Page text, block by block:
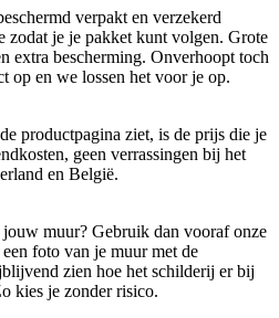
verpakt en verzekerd
zodat je je pakket kunt volgen. Grote
extra bescherming. Onverhoopt toch
op en we lossen het voor je op.
productpagina ziet, is de prijs die je
geen verrassingen bij het
en België.
muur? Gebruik dan vooraf onze
foto van je muur met de
zien hoe het schilderij er bij
kies je zonder risico.